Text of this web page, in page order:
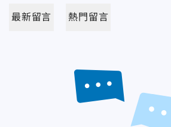
最新留言 熱門留言